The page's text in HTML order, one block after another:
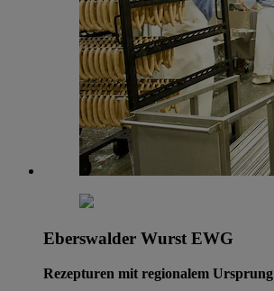
Eberswalder Wurst EWG
Rezepturen mit regionalem Ursprung